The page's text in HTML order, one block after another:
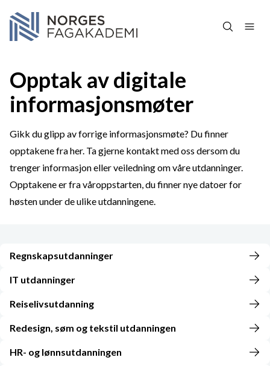
Hopp over navigasjon
Opptak av digitale
informasjonsmøter
Gikk du glipp av forrige informasjonsmøte? Du finner
opptakene fra her. Ta gjerne kontakt med oss dersom du
trenger informasjon eller veiledning om våre utdanninger.
Opptakene er fra våroppstarten, du finner nye datoer for
høsten under de ulike utdanningene.
Regnskapsutdanninger
IT utdanninger
Reiselivsutdanning
Redesign, søm og tekstil utdanningen
HR- og lønnsutdanningen